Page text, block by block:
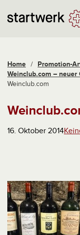
Home / Promotion-
Weinclub.com –
Weinclub.com
16. Oktober 2014